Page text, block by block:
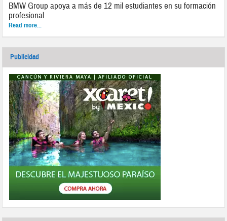
BMW Group apoya a más de 12 mil estudiantes en su formación
profesional
Read more...
Publicidad